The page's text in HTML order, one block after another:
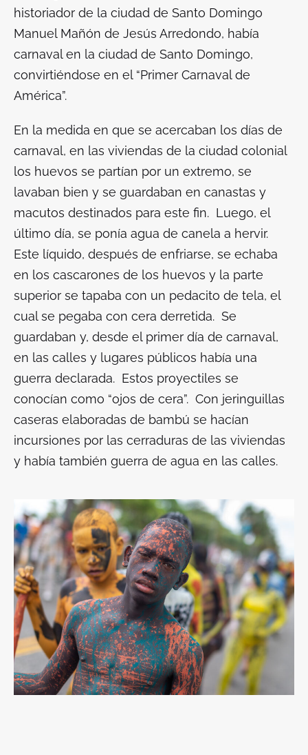
historiador de la ciudad de Santo Domingo
Manuel Mañón de Jesús Arredondo, había
carnaval en la ciudad de Santo Domingo,
convirtiéndose en el “Primer Carnaval de
América”.
En la medida en que se acercaban los días de
carnaval, en las viviendas de la ciudad colonial
los huevos se partían por un extremo, se
lavaban bien y se guardaban en canastas y
macutos destinados para este fin. Luego, el
último día, se ponía agua de canela a hervir.
Este líquido, después de enfriarse, se echaba
en los cascarones de los huevos y la parte
superior se tapaba con un pedacito de tela, el
cual se pegaba con cera derretida. Se
guardaban y, desde el primer día de carnaval,
en las calles y lugares públicos había una
guerra declarada. Estos proyectiles se
conocían como “ojos de cera”. Con jeringuillas
caseras elaboradas de bambú se hacían
incursiones por las cerraduras de las viviendas
y había también guerra de agua en las calles.